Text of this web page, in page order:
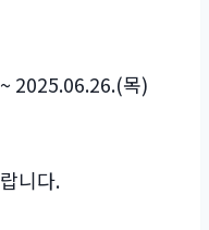
2025.06.26.(목)
니다.